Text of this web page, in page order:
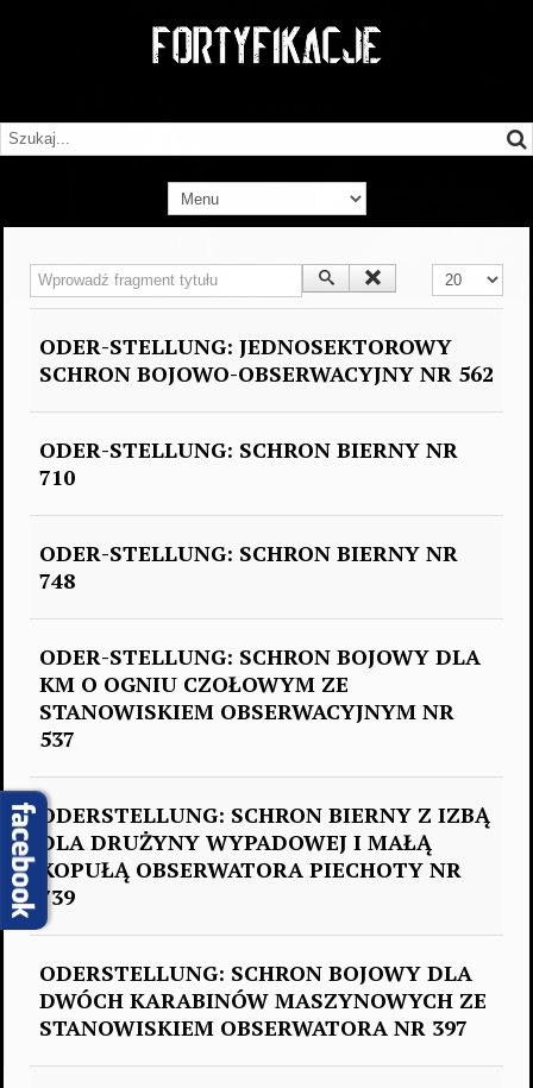
Wprowadź fragment tytułu Pokaż #
ODER-STELLUNG: JEDNOSEKTOROWY
SCHRON BOJOWO-OBSERWACYJNY NR 562
ODER-STELLUNG: SCHRON BIERNY NR
710
ODER-STELLUNG: SCHRON BIERNY NR
748
ODER-STELLUNG: SCHRON BOJOWY DLA
KM O OGNIU CZOŁOWYM ZE
STANOWISKIEM OBSERWACYJNYM NR
537
ODERSTELLUNG: SCHRON BIERNY Z IZBĄ
DLA DRUŻYNY WYPADOWEJ I MAŁĄ
KOPUŁĄ OBSERWATORA PIECHOTY NR
739
ODERSTELLUNG: SCHRON BOJOWY DLA
DWÓCH KARABINÓW MASZYNOWYCH ZE
STANOWISKIEM OBSERWATORA NR 397